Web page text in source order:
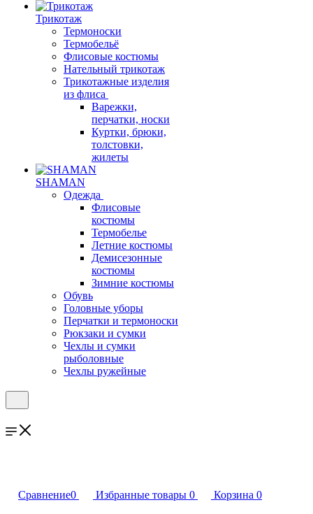
Трикотаж
Термоноски
Термобельё
Флисовые костюмы
Нательный трикотаж
Трикотажные изделия
из флиса
Варежки,
перчатки, носки
Куртки, брюки,
толстовки,
жилеты
SHAMAN
Одежда
Флисовые
костюмы
Термобелье
Летние костюмы
Демисезонные
костюмы
Зимние костюмы
Обувь
Головные уборы
Перчатки и термоноски
Рюкзаки и сумки
Чехлы и сумки
рыболовные
Чехлы ружейные
Сравнение0 Избранные товары 0 Корзина 0